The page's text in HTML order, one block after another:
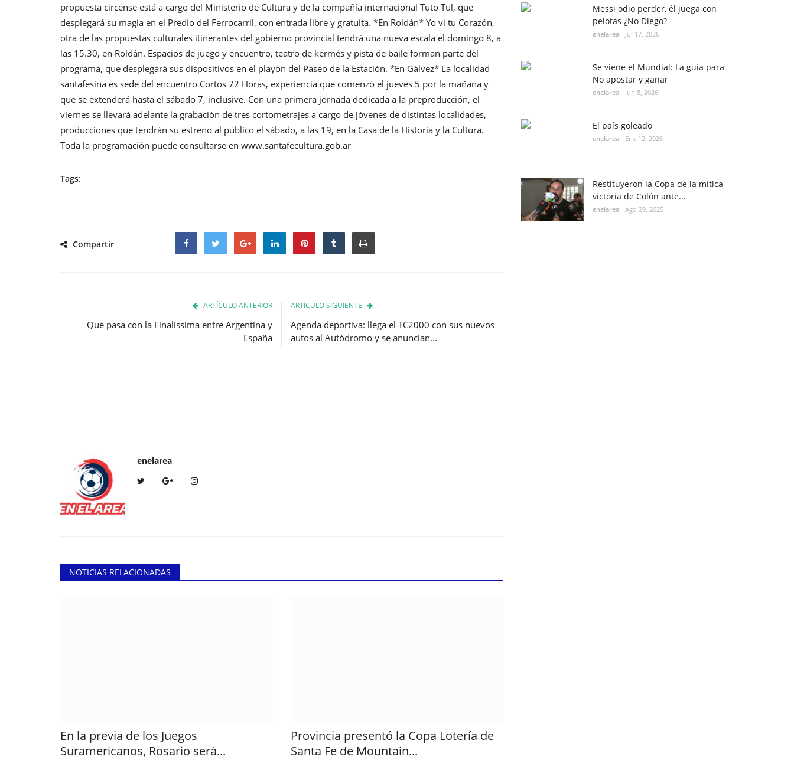
propuesta circense está a cargo del Ministerio de Cultura y de la compañía internacional Tuto Tul, que
desplegará su magia en el Predio del Ferrocarril, con entrada libre y gratuita. *En Roldán* Yo vi tu Corazón,
otra de las propuestas culturales itinerantes del gobierno provincial tendrá una nueva escala el domingo 8, a
las 15.30, en Roldán. Espacios de juego y encuentro, teatro de kermés y pista de baile forman parte del
programa, que desplegará sus dispositivos en el playón del Paseo de la Estación. *En Gálvez* La localidad
santafesina es sede del encuentro Cortos 72 Horas, experiencia que comenzó el jueves 5 por la mañana y
que se extenderá hasta el sábado 7, inclusive. Con una primera jornada dedicada a la preproducción, el
viernes se llevará adelante la grabación de tres cortometrajes a cargo de jóvenes de distintas localidades,
producciones que tendrán su estreno al público el sábado, a las 19, en la Casa de la Historia y la Cultura.
Toda la programación puede consultarse en www.santafecultura.gob.ar
Tags:
Compartir
ARTÍCULO ANTERIOR
Qué pasa con la Finalissima entre Argentina y
España
ARTÍCULO SIGUIENTE
Agenda deportiva: llega el TC2000 con sus nuevos
autos al Autódromo y se anuncian...
enelarea
NOTICIAS RELACIONADAS
En la previa de los Juegos
Suramericanos, Rosario será...
Provincia presentó la Copa Lotería de
Santa Fe de Mountain...
Messi odio perder, él juega con
pelotas ¿No Diego?
enelarea Jul 17, 2026
Se viene el Mundial: La guía para
No apostar y ganar
enelarea Jun 8, 2026
El país goleado
enelarea Ene 12, 2026
Restituyeron la Copa de la mítica
victoria de Colón ante...
enelarea Ago 29, 2025